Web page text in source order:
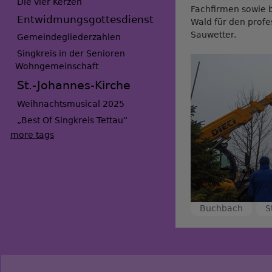
Entwidmungsgottesdienst
Gemeindegliederzahlen
Singkreis in der Senioren
Wohngemeinschaft
St.-Johannes-Kirche
Weihnachtsmusical 2025
„Best Of Singkreis Tettau“
more tags
Fachfirmen sowie
Wald für den
Sauwetter.
Buchbach